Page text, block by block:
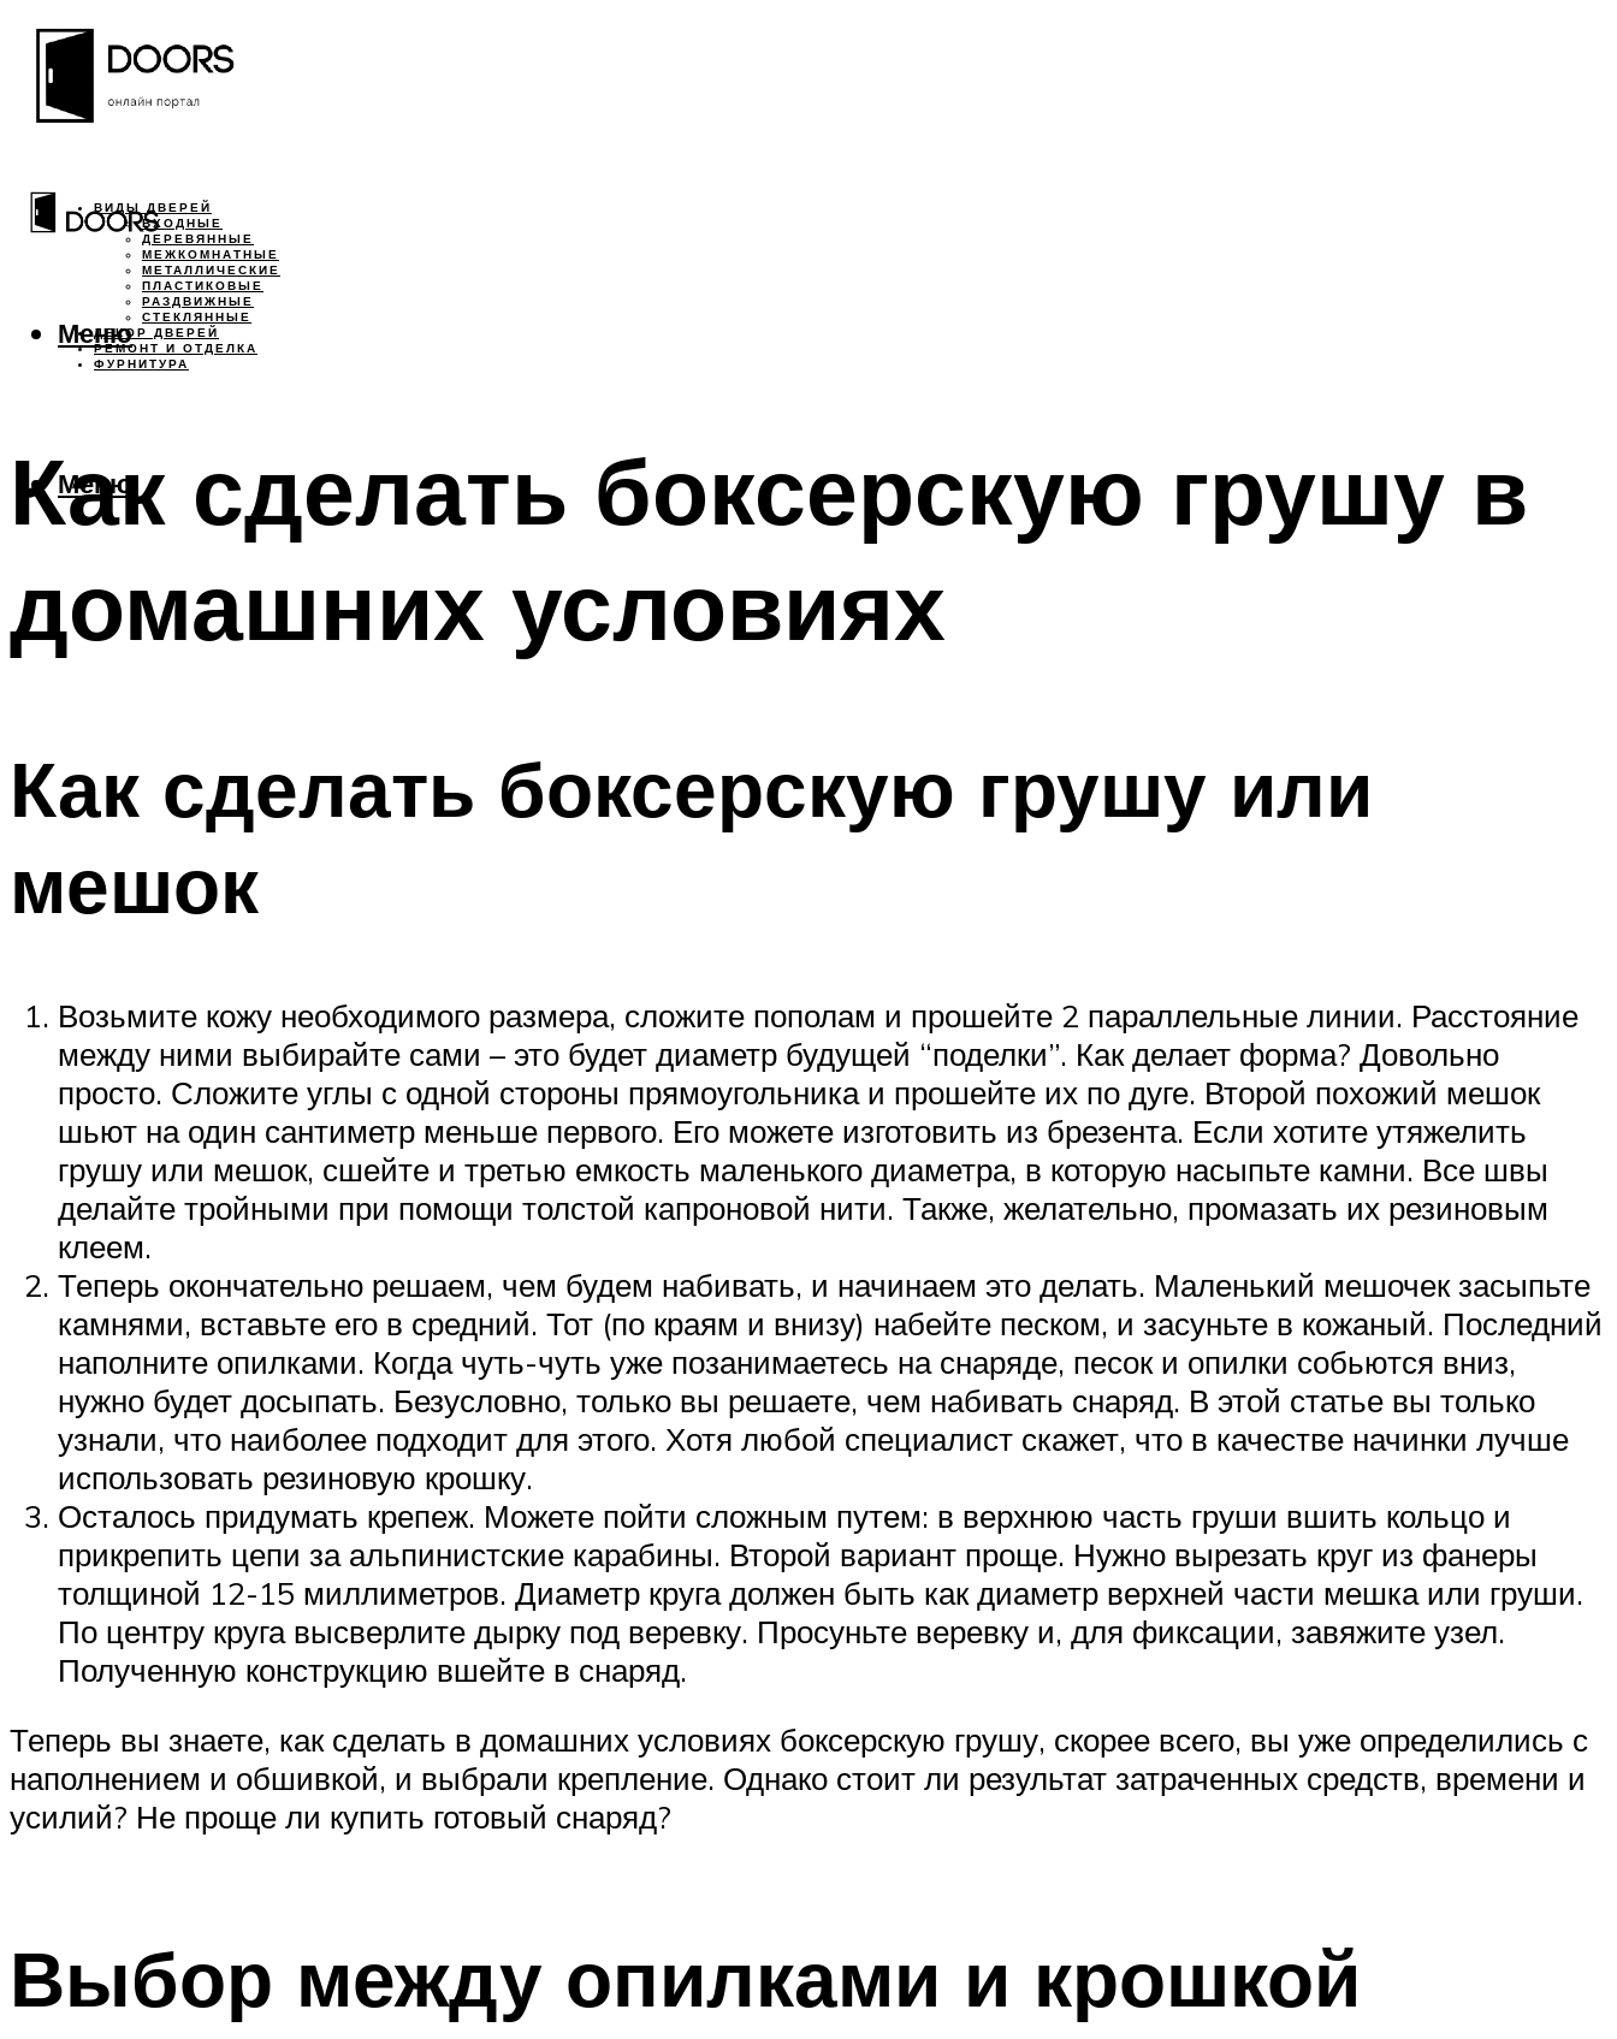
ВИДЫ ДВЕРЕЙ
ВХОДНЫЕ
ДЕРЕВЯННЫЕ
МЕЖКОМНАТНЫЕ
МЕТАЛЛИЧЕСКИЕ
ПЛАСТИКОВЫЕ
РАЗДВИЖНЫЕ
СТЕКЛЯННЫЕ
ДЕКОР ДВЕРЕЙ
РЕМОНТ И ОТДЕЛКА
ФУРНИТУРА
Меню
Меню
Как сделать боксерскую грушу в
домашних условиях
Как сделать боксерскую грушу или
мешок
Возьмите кожу необходимого размера, сложите пополам и прошейте 2 параллельные линии. Расстояние
между ними выбирайте сами – это будет диаметр будущей “поделки”. Как делает форма? Довольно
просто. Сложите углы с одной стороны прямоугольника и прошейте их по дуге. Второй похожий мешок
шьют на один сантиметр меньше первого. Его можете изготовить из брезента. Если хотите утяжелить
грушу или мешок, сшейте и третью емкость маленького диаметра, в которую насыпьте камни. Все швы
делайте тройными при помощи толстой капроновой нити. Также, желательно, промазать их резиновым
клеем.
Теперь окончательно решаем, чем будем набивать, и начинаем это делать. Маленький мешочек засыпьте
камнями, вставьте его в средний. Тот (по краям и внизу) набейте песком, и засуньте в кожаный. Последний
наполните опилками. Когда чуть-чуть уже позанимаетесь на снаряде, песок и опилки собьются вниз,
нужно будет досыпать. Безусловно, только вы решаете, чем набивать снаряд. В этой статье вы только
узнали, что наиболее подходит для этого. Хотя любой специалист скажет, что в качестве начинки лучше
использовать резиновую крошку.
Осталось придумать крепеж. Можете пойти сложным путем: в верхнюю часть груши вшить кольцо и
прикрепить цепи за альпинистские карабины. Второй вариант проще. Нужно вырезать круг из фанеры
толщиной 12-15 миллиметров. Диаметр круга должен быть как диаметр верхней части мешка или груши.
По центру круга высверлите дырку под веревку. Просуньте веревку и, для фиксации, завяжите узел.
Полученную конструкцию вшейте в снаряд.
Теперь вы знаете, как сделать в домашних условиях боксерскую грушу, скорее всего, вы уже определились с
наполнением и обшивкой, и выбрали крепление. Однако стоит ли результат затраченных средств, времени и
усилий? Не проще ли купить готовый снаряд?
Выбор между опилками и крошкой